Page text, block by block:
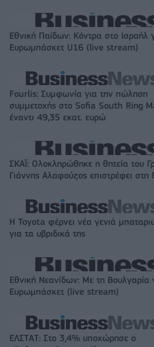
Εθνική Παίδων: Κόντρα στο Ισραήλ
Ευρωμπάσκετ U16 (live stream)
Fourlis: Συμφωνία για την πώληση
συμμετοχής στο Sofia South Ring
έναντι 49,35 εκατ. ευρώ
ΣΚΑΪ: Ολοκληρώθηκε η θητεία του
Γιάννης Αλαφούζος επιστρέφει στη
Η Toyota φέρνει νέα γενιά
για τα υβριδικά της
Εθνική Νεανίδων: Με τη Βουλγαρία
Ευρωμπάσκετ (live stream)
ΕΛΣΤΑΤ: Στο 3,4% υποχώρησε ο